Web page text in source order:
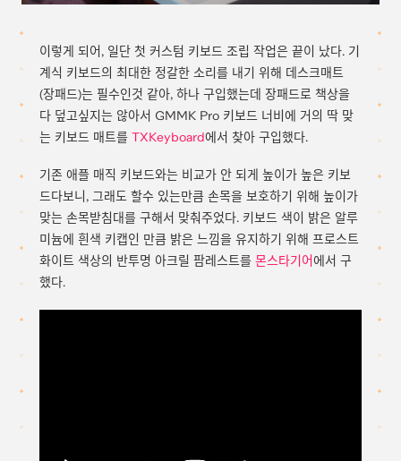
이렇게 되어, 일단 첫 커스텀 키보드 조립 작업은 끝이 났다. 기
계식 키보드의 최대한 정갈한 소리를 내기 위해 데스크매트
(장패드)는 필수인것 같아, 하나 구입했는데 장패드로 책상을
다 덮고싶지는 않아서 GMMK Pro 키보드 너비에 거의 딱 맞
는 키보드 매트를 TXKeyboard에서 찾아 구입했다.
기존 애플 매직 키보드와는 비교가 안 되게 높이가 높은 키보
드다보니, 그래도 할수 있는만큼 손목을 보호하기 위해 높이가
맞는 손목받침대를 구해서 맞춰주었다. 키보드 색이 밝은 알루
미늄에 흰색 키캡인 만큼 밝은 느낌을 유지하기 위해 프로스트
화이트 색상의 반투명 아크릴 팜레스트를 몬스타기어에서 구
했다.